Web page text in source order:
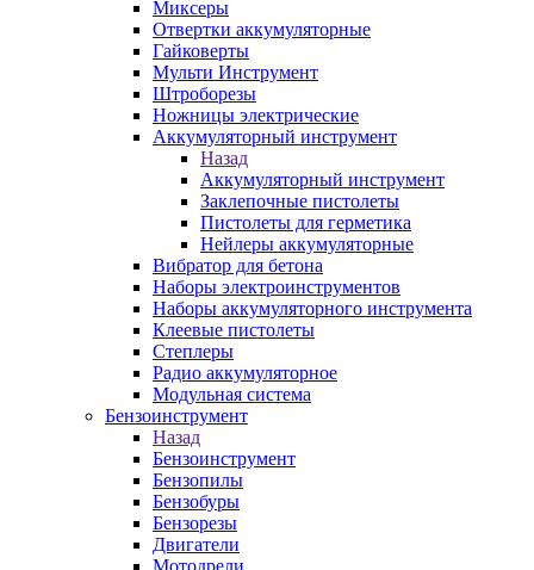
Миксеры
Отвертки аккумуляторные
Гайковерты
Мульти Инструмент
Штроборезы
Ножницы электрические
Аккумуляторный инструмент
Назад
Аккумуляторный инструмент
Заклепочные пистолеты
Пистолеты для герметика
Нейлеры аккумуляторные
Вибратор для бетона
Наборы электроинструментов
Наборы аккумуляторного инструмента
Клеевые пистолеты
Степлеры
Радио аккумуляторное
Модульная система
Бензоинструмент
Назад
Бензоинструмент
Бензопилы
Бензобуры
Бензорезы
Двигатели
Мотодрели